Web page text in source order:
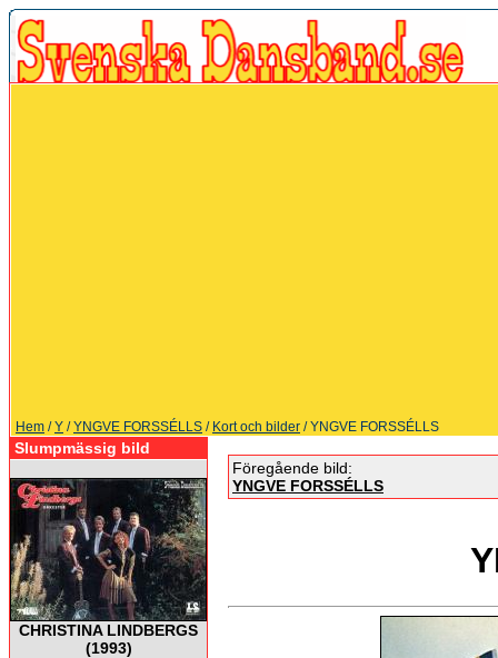
Hem /Y /YNGVE FORSSÉLLS / Kort och bilder / YNGVE FORSSÉLLS
Slumpmässig bild
CHRISTINA LINDBERGS
(1993)
Föregående bild:
YNGVE FORSSÉLLS